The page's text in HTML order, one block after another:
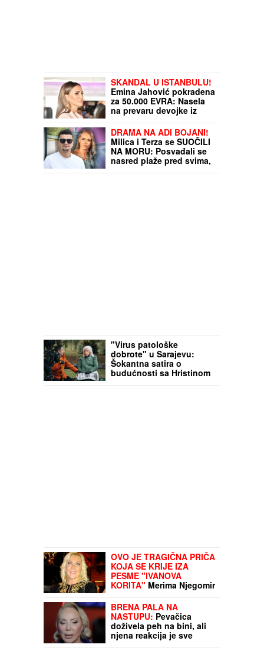
SKANDAL U ISTANBULU!
Emina Jahović pokradena
za 50.000 EVRA: Nasela
na prevaru devojke iz
DRAMA NA ADI BOJANI!
Milica i Terza se SUOČILI
NA MORU: Posvađali se
nasred plaže pred svima,
"Virus patološke
dobrote" u Sarajevu:
Šokantna satira o
budućnosti sa Hristinom
OVO JE TRAGIČNA PRIČA
KOJA SE KRIJE IZA
PESME "IVANOVA
KORITA" Merima Njegomir
stihovi su naknadno
dopisani"
BRENA PALA NA
NASTUPU: Pevačica
doživela peh na bini, ali
njena reakcija je sve